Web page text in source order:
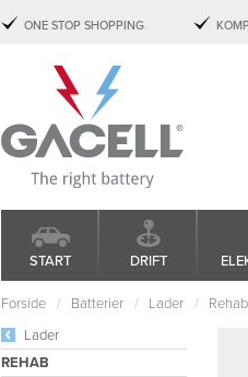
ONE STOP SHOPPING
START DRIFT
Lader
REHAB
Forside Batterier Lader Rehab